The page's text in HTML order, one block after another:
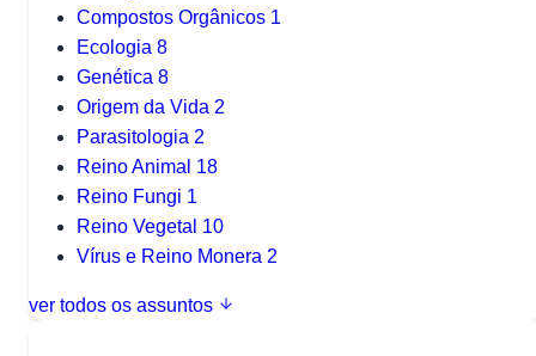
Compostos Orgânicos 1
Ecologia 8
Genética 8
Origem da Vida 2
Parasitologia 2
Reino Animal 18
Reino Fungi 1
Reino Vegetal 10
Vírus e Reino Monera 2
ver todos os assuntos